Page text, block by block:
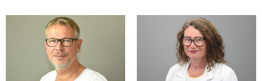
André Keisker
Elke Prentl
Curriculum Vitae